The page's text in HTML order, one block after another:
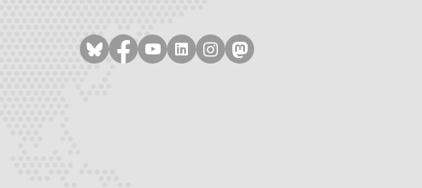
Volg ons op bluesky
Volg ons op facebook
Volg ons op youtube
Volg ons op linkedin
Volg ons op instagram
Volg ons op mastodon